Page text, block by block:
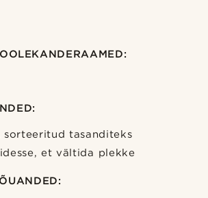
sorteeritud tasanditeks
et vältida plekke